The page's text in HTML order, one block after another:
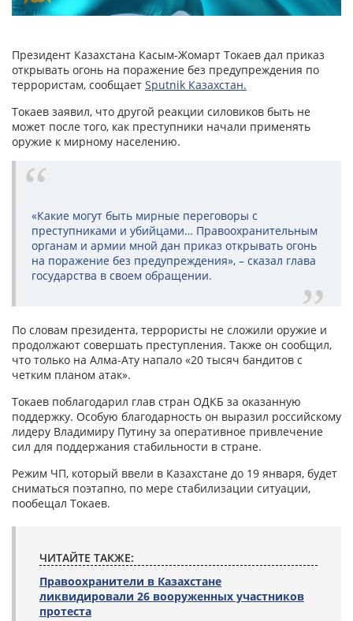
Президент Казахстана Касым-Жомарт Токаев дал приказ
открывать огонь на поражение без предупреждения по
террористам, сообщает Sputnik Казахстан.
Токаев заявил, что другой реакции силовиков быть не
может после того, как преступники начали применять
оружие к мирному населению.
«Какие могут быть мирные переговоры с
преступниками и убийцами… Правоохранительным
органам и армии мной дан приказ открывать огонь
на поражение без предупреждения», – сказал глава
государства в своем обращении.
По словам президента, террористы не сложили оружие и
продолжают совершать преступления. Также он сообщил,
что только на Алма-Ату напало «20 тысяч бандитов с
четким планом атак».
Токаев поблагодарил глав стран ОДКБ за оказанную
поддержку. Особую благодарность он выразил российскому
лидеру Владимиру Путину за оперативное привлечение
сил для поддержания стабильности в стране.
Режим ЧП, который ввели в Казахстане до 19 января, будет
сниматься поэтапно, по мере стабилизации ситуации,
пообещал Токаев.
ЧИТАЙТЕ ТАКЖЕ:
Правоохранители в Казахстане
ликвидировали 26 вооруженных участников
протеста